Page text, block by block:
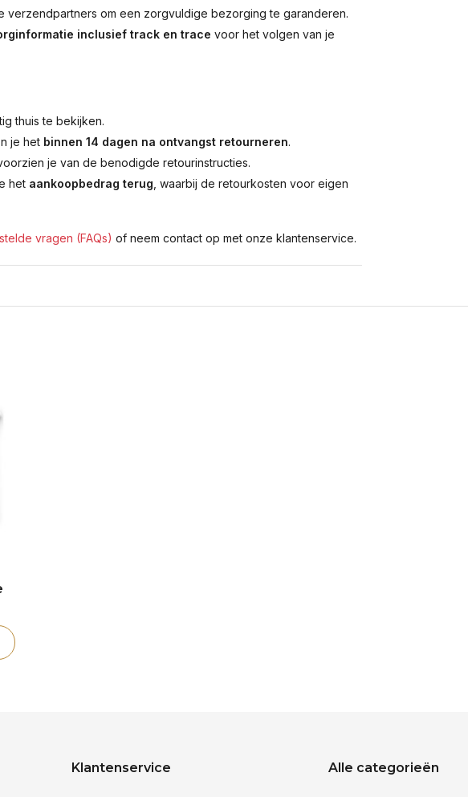
verzendpartners om een zorgvuldige bezorging te garanderen.
inclusief track en trace voor het volgen van je
thuis te bekijken.
je het binnen 14 dagen na ontvangst retourneren.
je van de benodigde retourinstructies.
het aankoopbedrag terug , waarbij de retourkosten voor eigen
vragen (FAQs) of neem contact op met onze klantenservice.
Klantenservice Alle categorieën